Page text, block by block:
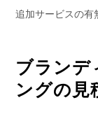
追加サービスの有
ブランデ
ングの見